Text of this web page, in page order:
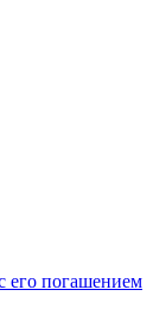
его погашением